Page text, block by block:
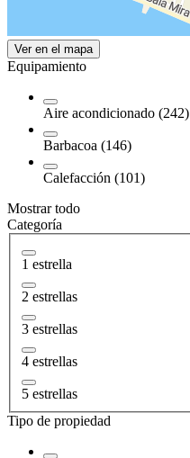
Ver en el mapa
Equipamiento
Aire acondicionado (242)
Barbacoa (146)
Calefacción (101)
Mostrar todo
Categoría
1 estrella
2 estrellas
3 estrellas
4 estrellas
5 estrellas
Tipo de propiedad